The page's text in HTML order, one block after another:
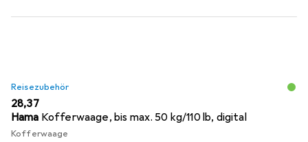
Reisezubehör
EUR
28,37
Hama Kofferwaage, bis max. 50 kg/110 lb, digital
Kofferwaage